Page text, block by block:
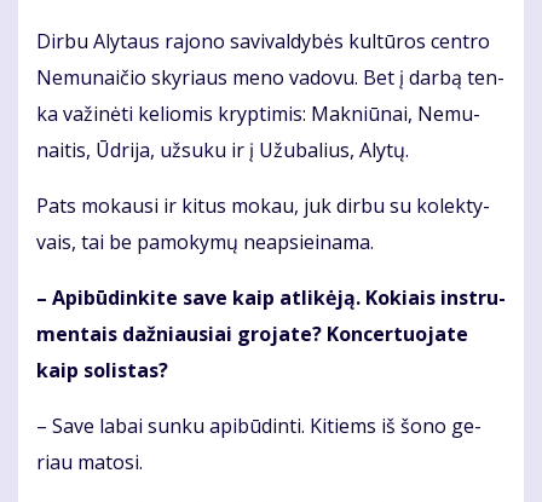
Dir­bu Aly­taus ra­jo­no sa­vi­val­dy­bės kul­tū­ros cen­tro
Ne­mu­nai­čio sky­riaus me­no va­do­vu. Bet į dar­bą ten­
ka va­ži­nė­ti ke­lio­mis kryp­ti­mis: Mak­niū­nai, Ne­mu­
nai­tis, Ūd­ri­ja, už­su­ku ir į Užu­ba­lius, Aly­tų.
Pats mo­kau­si ir ki­tus mo­kau, juk dir­bu su ko­lek­ty­
vais, tai be pa­mo­ky­mų neap­si­ei­na­ma.
– Api­bū­din­ki­te sa­ve kaip at­li­kė­ją. Ko­kiais in­stru­
men­tais daž­niau­siai gro­ja­te? Kon­cer­tuo­ja­te
kaip so­lis­tas?
– Sa­ve la­bai sun­ku api­bū­din­ti. Ki­tiems iš šo­no ge­
riau ma­to­si.